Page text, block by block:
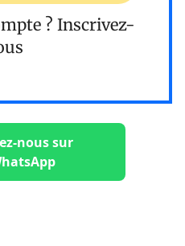
? Inscrivez-
nous sur